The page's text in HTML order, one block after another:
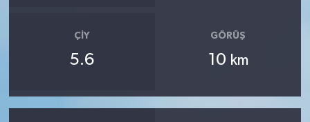
ÇIY
5.6
GÖRÜŞ
10 km